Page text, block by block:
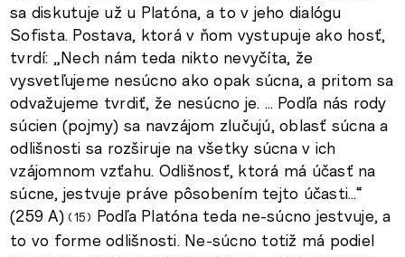
sa diskutuje už u Platóna, a to v jeho dialógu
Sofista. Postava, ktorá v ňom vystupuje ako hosť,
tvrdí: „Nech nám teda nikto nevyčíta, že
vysvetľujeme nesúcno ako opak súcna, a pritom sa
odvažujeme tvrdiť, že nesúcno je. … Podľa nás rody
súcien (pojmy) sa navzájom zlučujú, oblasť súcna a
odlišnosti sa rozširuje na všetky súcna v ich
vzájomnom vzťahu. Odlišnosť, ktorá má účasť na
súcne, jestvuje práve pôsobením tejto účasti…“
(259 A)
15
Podľa Platóna teda ne-súcno jestvuje, a
to vo forme odlišnosti. Ne-súcno totiž má podiel